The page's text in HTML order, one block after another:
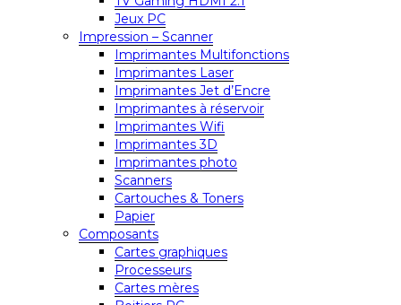
Jeux PC
Impression – Scanner
Imprimantes Multifonctions
Imprimantes Laser
Imprimantes Jet d’Encre
Imprimantes à réservoir
Imprimantes Wifi
Imprimantes 3D
Imprimantes photo
Scanners
Cartouches & Toners
Papier
Composants
Cartes graphiques
Processeurs
Cartes mères